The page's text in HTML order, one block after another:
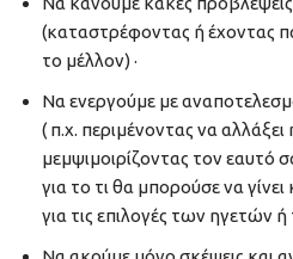
(καταστρέφοντας ή έχοντας
το μέλλον) ·
Να ενεργούμε με
( π.χ. περιμένοντας να
μεμψιμοιρίζοντας τον εαυτό
για το τι θα μπορούσε να γίνει
για τις επιλογές των ηγετών